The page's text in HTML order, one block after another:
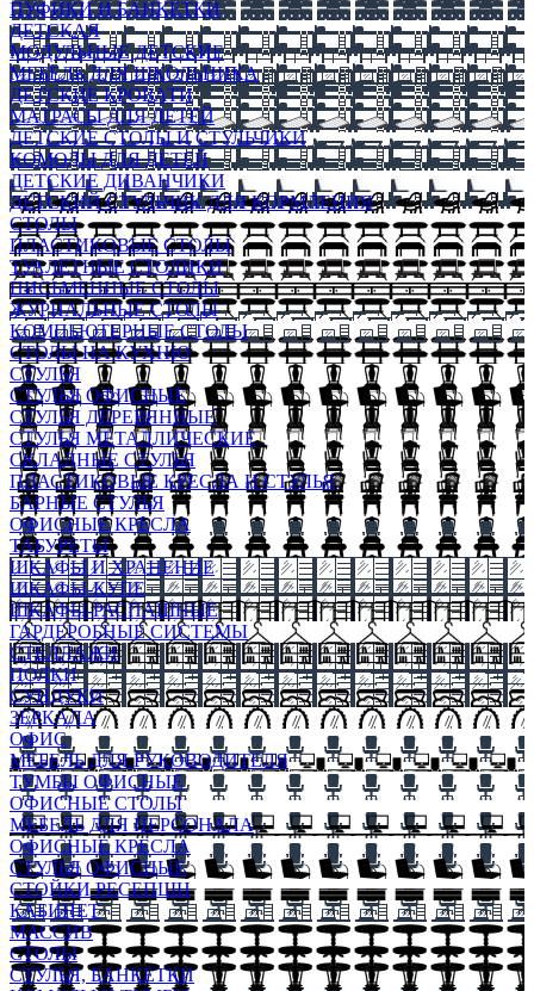
ПУФИКИ И БАНКЕТКИ
ДЕТСКАЯ
МОДУЛЬНЫЕ ДЕТСКИЕ
МЕБЕЛЬ ДЛЯ ШКОЛЬНИКА
ДЕТСКИЕ КРОВАТИ
МАТРАСЫ ДЛЯ ДЕТЕЙ
ДЕТСКИЕ СТОЛЫ И СТУЛЬЧИКИ
КОМОДЫ ДЛЯ ДЕТЕЙ
ДЕТСКИЕ ДИВАНЧИКИ
ДЕТСКИЙ СТУЛЬЧИК ДЛЯ КОРМЛЕНИЯ
СТОЛЫ
ПЛАСТИКОВЫЕ СТОЛЫ
ТУАЛЕТНЫЕ СТОЛИКИ
ПИСЬМЕННЫЕ СТОЛЫ
ЖУРНАЛЬНЫЕ СТОЛЫ
КОМПЬЮТЕРНЫЕ СТОЛЫ
СТОЛЫ НА КУХНЮ
СТУЛЬЯ
СТУЛЬЯ ОФИСНЫЕ
СТУЛЬЯ ДЕРЕВЯННЫЕ
СТУЛЬЯ МЕТАЛЛИЧЕСКИЕ
СКЛАДНЫЕ СТУЛЬЯ
ПЛАСТИКОВЫЕ КРЕСЛА И СТУЛЬЯ
БАРНЫЕ СТУЛЬЯ
ОФИСНЫЕ КРЕСЛА
ТАБУРЕТЫ
ШКАФЫ И ХРАНЕНИЕ
ШКАФЫ-КУПЕ
ШКАФЫ-РАСПАШНЫЕ
ГАРДЕРОБНЫЕ СИСТЕМЫ
СТЕЛЛАЖИ
ПОЛКИ
СУНДУКИ
ЗЕРКАЛА
ОФИС
МЕБЕЛЬ ДЛЯ РУКОВОДИТЕЛЯ
ТУМБЫ ОФИСНЫЕ
ОФИСНЫЕ СТОЛЫ
МЕБЕЛЬ ДЛЯ ПЕРСОНАЛА
ОФИСНЫЕ КРЕСЛА
СТУЛЬЯ ОФИСНЫЕ
СТОЙКИ РЕСЕПШН
КАБИНЕТ
МАССИВ
СТОЛЫ
СТУЛЬЯ, БАНКЕТКИ